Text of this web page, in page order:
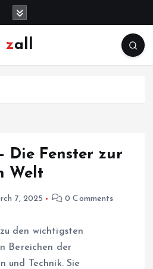
zall
Die Fenster zur
Welt
7, 2025 0 Comments
den wichtigsten
Bereichen der
und Technik. Sie